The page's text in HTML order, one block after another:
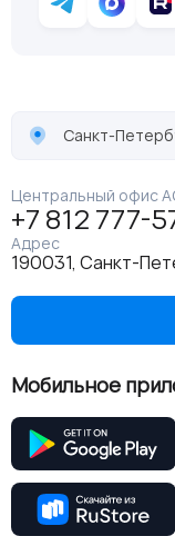
Санкт-
Центральный офис
+7 812 777-
Адрес
190031, Санкт-
Мобильное